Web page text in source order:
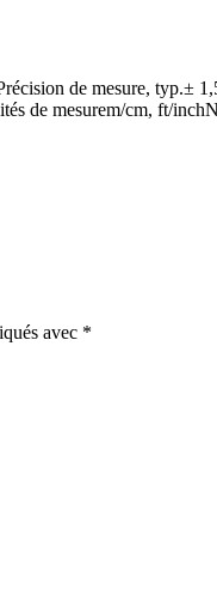
de mesure,
mesurem/cm, ft/
avec *